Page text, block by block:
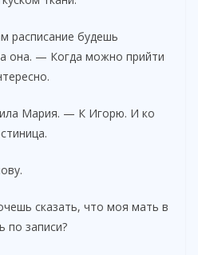
расписание будешь
она. — Когда можно прийти
Мария. — К Игорю. И ко
сказать, что моя мать в
по записи?